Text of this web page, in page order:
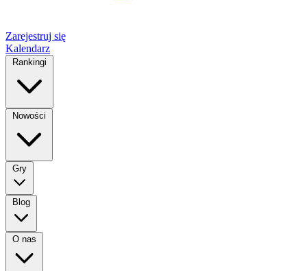
Zarejestruj się
Kalendarz
Rankingi
Nowości
Gry
Blog
O nas